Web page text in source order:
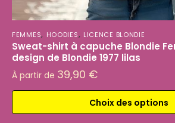
FEMMES, HOODIES, LICENCE BLONDIE
Sweat-shirt à capuche Blondie
design de Blondie 1977 lilas
À partir de 39,90 €
Choix des options